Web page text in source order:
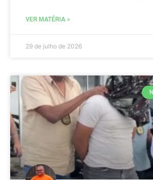
VER MATÉRIA »
29 de julho de 2026